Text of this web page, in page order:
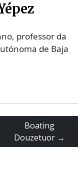
professor da
de Baja
Boating
Douzetuor →